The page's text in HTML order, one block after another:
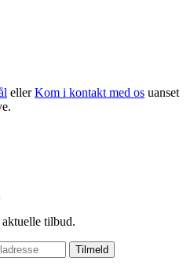
ellerKom i kontakt med os uanset
tilbud.
Tilmeld